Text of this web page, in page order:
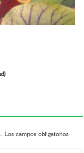
Los campos obligatorios